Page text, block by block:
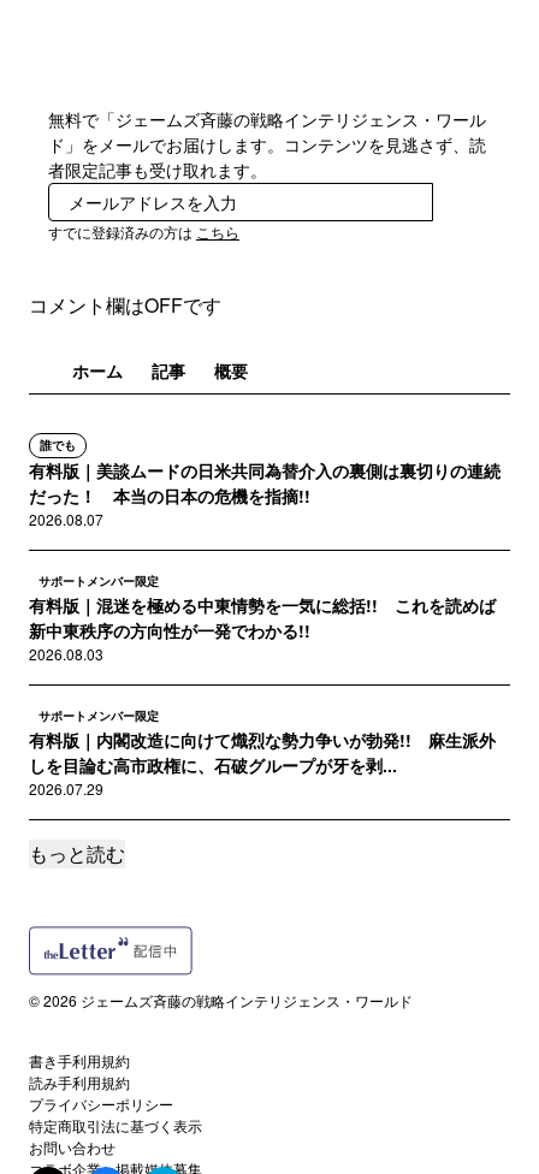
無料で「ジェームズ斉藤の戦略インテリジェンス・ワール
ド」をメールでお届けします。コンテンツを見逃さず、読
者限定記事も受け取れます。
すでに登録済みの方は こちら
コメント欄はOFFです
ホーム 記事 概要
誰でも
有料版｜美談ムードの日米共同為替介入の裏側は裏切りの連続
だった！ 本当の日本の危機を指摘!!
2026.08.07
サポートメンバー限定
有料版｜混迷を極める中東情勢を一気に総括!! これを読めば
新中東秩序の方向性が一発でわかる!!
2026.08.03
サポートメンバー限定
有料版｜内閣改造に向けて熾烈な勢力争いが勃発!! 麻生派外
しを目論む高市政権に、石破グループが牙を剥...
2026.07.29
サポートメンバー限定
2026.07.28
有料版｜連日のイラン空爆は実は中国叩き!? 中国の最強ＡＩ
2026.07.22
サポートメンバー限定
有料版｜最近、なぜＬＧＢＴ運動が起きないのか？ アメリカ
の極左がいま夢中になっている反ＡＩデータセン...
もっと読む
© 2026 ジェームズ斉藤の戦略インテリジェンス・ワールド
書き手利用規約
読み手利用規約
プライバシーポリシー
特定商取引法に基づく表示
お問い合わせ
コラボ企業・掲載媒体募集